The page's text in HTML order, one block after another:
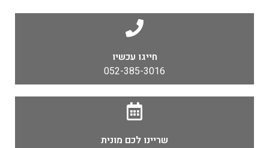
חייגו עכשיו
052-385-3016
שריינו לכם מונית